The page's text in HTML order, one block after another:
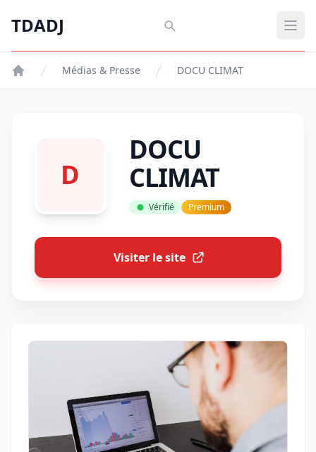
TDADJ
TDADJ
Médias & Presse DOCU CLIMAT
D
DOCU
CLIMAT
Vérifié Premium
Visiter le site